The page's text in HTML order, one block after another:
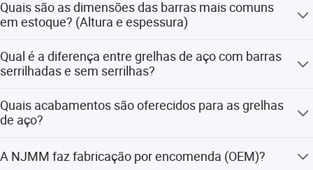
3'X20', 1000X6000mm, 1000X6100mm, etc.
Quais são as dimensões das barras mais comuns
em estoque? (Altura e espessura)
1''x3/16'', e 25x3, 30x3, 32x3, 25x5, 32x5, 35x5, 38x5, etc.
Qual é a diferença entre grelhas de aço com barras
serrilhadas e sem serrilhas?
deslizamento. É uma grelha em que as superfícies
superiores das barras de suporte são entalhadas.
Quais acabamentos são oferecidos para as grelhas
de aço?
pintadas ou galvanizadas a quente.
A NJMM faz fabricação por encomenda (OEM)?